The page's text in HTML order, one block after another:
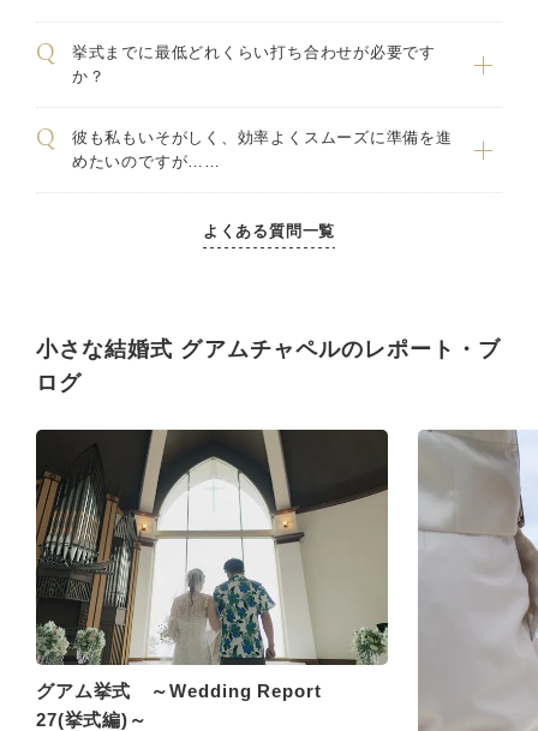
挙式までに最低どれくらい打ち合わせが必要です
か？
彼も私もいそがしく、効率よくスムーズに準備を進
めたいのですが……
よくある質問一覧
小さな結婚式 グアムチャペルのレポート・ブ
ログ
グアム挙式 ～Wedding Report
27(挙式編)～